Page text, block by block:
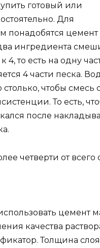
готовый или
Для
понадобятся цемент
ингредиента
4, то есть на одну
4 части песка.
чтобы смесь
То есть,
после
четверти от всего
цемент
качества
Толщина